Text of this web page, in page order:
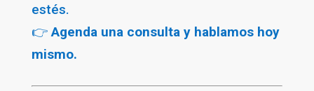
estés.
👉 Agenda una consulta y hablamos hoy
mismo.